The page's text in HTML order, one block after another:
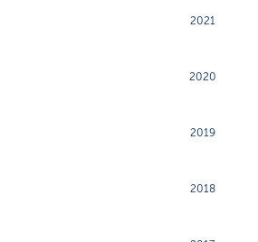
2021
2020
2019
2018